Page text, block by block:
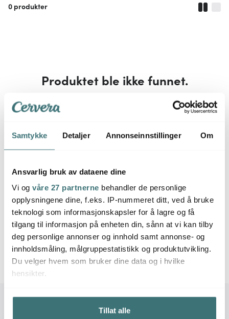
Samtykke Detaljer Annonseinnstillinger Om
Ansvarlig bruk av dataene dine
Vi og våre 27 partnerne behandler de personlige
opplysningene dine, f.eks. IP-nummeret ditt, ved å bruke
teknologi som informasjonskapsler for å lagre og få
tilgang til informasjon på enheten din, sånn at vi kan tilby
deg personlige annonser og innhold samt annonse- og
innholdsmåling, målgruppestatistikk og produktutvikling.
Du velger hvem som bruker dine data og i hvilke
hensikter.
Hvis du gir oss lov, vil vi også gjerne:
Innhente informasjon om den geografiske
Tillat alle
0 produkter
Produktet ble ikke funnet.
Dobbeltsjekk at du ikke har skrevet feil, ellers må du